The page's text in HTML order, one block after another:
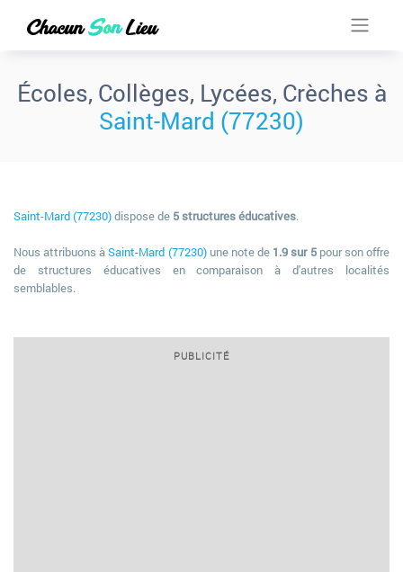
Écoles, Collèges, Lycées, Crèches à
Saint-Mard (77230)
Saint-Mard (77230)dispose de 5 structures éducatives.
Nous attribuons àSaint-Mard (77230)une note de 1.9 sur 5pour son offre
de structures éducatives en comparaison à d'autres localités
semblables.
PUBLICITÉ